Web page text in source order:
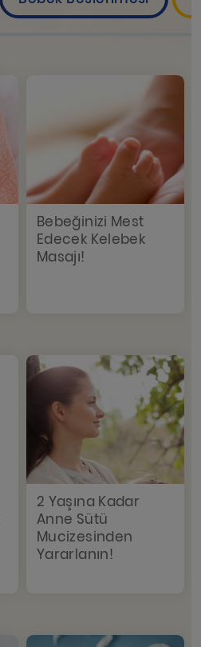
Bebeğinizi Mest
Edecek Kelebek
Masajı!
2 Yaşına Kadar
Anne Sütü
Mucizesinden
Yararlanın!